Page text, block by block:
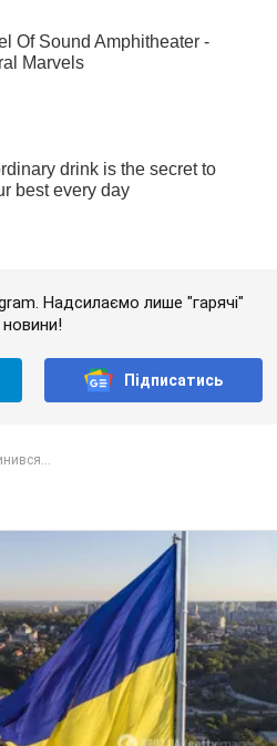
Надсилаємо лише "гарячі"
новини!
Підписатись